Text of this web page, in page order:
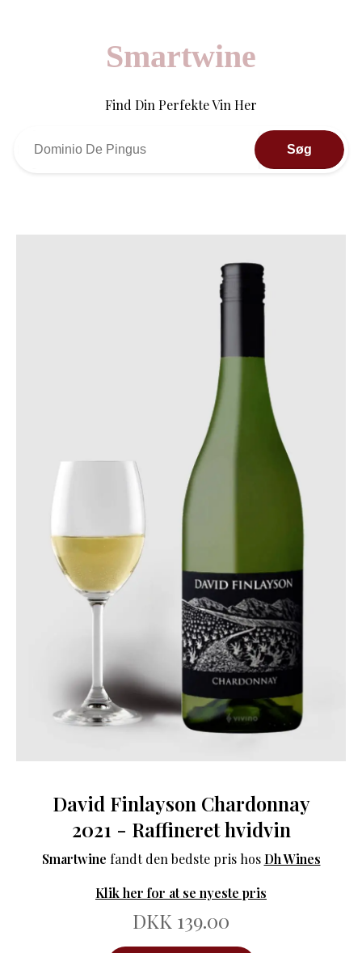
Smartwine
Find Din Perfekte Vin Her
Søg
David Finlayson Chardonnay
2021 - Raffineret hvidvin
Smartwine fandt den bedste pris hos Dh Wines
Klik her for at se nyeste pris
DKK 139.00